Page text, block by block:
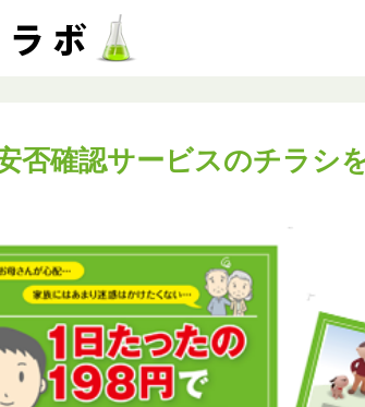
否確認サービスのチラシ